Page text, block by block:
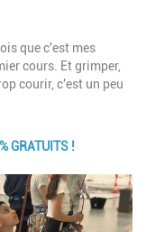
que c'est mes
cours. Et grimper,
courir, c'est un peu
GRATUITS !